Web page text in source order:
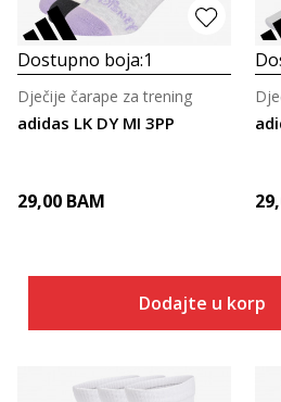
Dostupno boja:1
adidas LK DY MI 3PP
Dječije čarape za trening
29,00 BAM
Dodajte u korpu